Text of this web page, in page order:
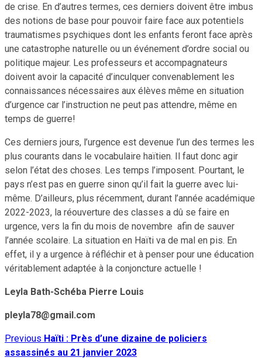
de crise. En d’autres termes, ces derniers doivent être imbus
des notions de base pour pouvoir faire face aux potentiels
traumatismes psychiques dont les enfants feront face après
une catastrophe naturelle ou un événement d’ordre social ou
politique majeur. Les professeurs et accompagnateurs
doivent avoir la capacité d’inculquer convenablement les
connaissances nécessaires aux élèves même en situation
d’urgence car l’instruction ne peut pas attendre, même en
temps de guerre!
Ces derniers jours, l’urgence est devenue l’un des termes les
plus courants dans le vocabulaire haïtien. Il faut donc agir
selon l’état des choses. Les temps l’imposent. Pourtant, le
pays n’est pas en guerre sinon qu’il fait la guerre avec lui-
même. D’ailleurs, plus récemment, durant l’année académique
2022-2023, la réouverture des classes a dû se faire en
urgence, vers la fin du mois de novembre afin de sauver
l’année scolaire. La situation en Haïti va de mal en pis. En
effet, il y a urgence à réfléchir et à penser pour une éducation
véritablement adaptée à la conjoncture actuelle !
Leyla Bath-Schéba Pierre Louis
pleyla78@gmail.com
Continue
Previous Haïti : Près d’une dizaine de policiers
assassinés au 21 janvier 2023